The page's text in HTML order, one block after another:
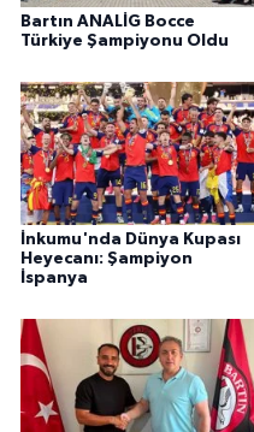
Bartın ANALİG Bocce
Türkiye Şampiyonu Oldu
İnkumu'nda Dünya Kupası
Heyecanı: Şampiyon
İspanya